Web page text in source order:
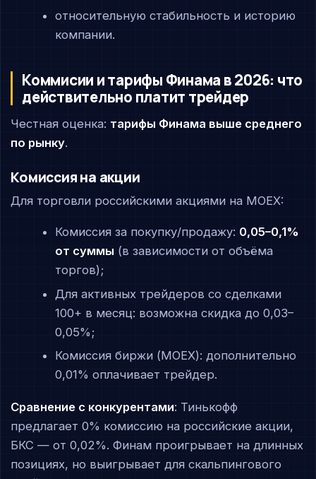
относительную стабильность и историю
компании.
Коммисии и тарифы Финама в 2026: что
действительно платит трейдер
Честная оценка: тарифы Финама выше среднего
по рынку.
Комиссия на акции
Для торговли российскими акциями на MOEX:
Комиссия за покупку/продажу: 0,05–0,1%
от суммы (в зависимости от объёма
торгов);
Для активных трейдеров со сделками
100+ в месяц: возможна скидка до 0,03–
0,05%;
Комиссия биржи (MOEX): дополнительно
0,01% оплачивает трейдер.
Сравнение с конкурентами: Тинькофф
предлагает 0% комиссию на российские акции,
БКС — от 0,02%. Финам проигрывает на длинных
позициях, но выигрывает для скальпингового